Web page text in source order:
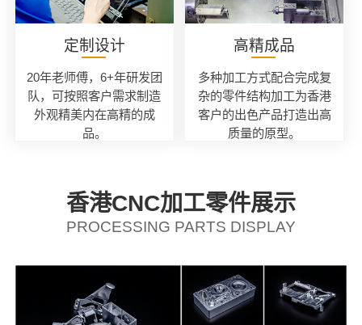
定制设计
20年老师傅，6+年研发团
队，可按照客户需求制造
外观精美内在高精的成
品。
高精成品
多种加工方式配合完成复
杂的零件结构加工为香港
客户的出色产品打造出高
质量的原型。
香港CNC加工零件展示
PROCESSING PARTS DISPLAY